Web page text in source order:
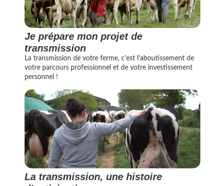
Je prépare mon projet de
transmission
La transmission de votre ferme, c'est l'aboutissement de
votre parcours professionnel et de votre investissement
personnel !
La transmission, une histoire